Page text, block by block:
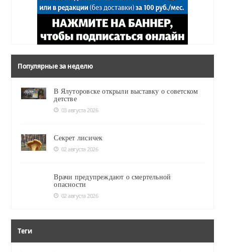
Популярные за неделю
В Ялуторовске открыли выставку о советском
детстве
03 августа 2026
Секрет лисичек
02 августа 2026
Врачи предупреждают о смертельной
опасности
02 августа 2026
Теги